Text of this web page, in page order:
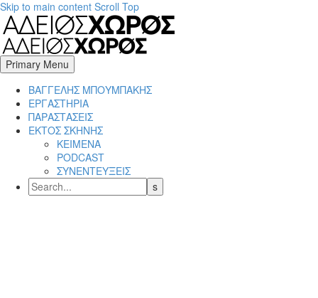
Skip to main content Scroll Top
Primary Menu
BΑΓΓΕΛΗΣ ΜΠΟΥΜΠΑΚΗΣ
ΕΡΓΑΣΤΗΡΙΑ
ΠΑΡΑΣΤΑΣΕΙΣ
ΕΚΤΟΣ ΣΚΗΝΗΣ
ΚΕΙΜΕΝΑ
PODCAST
ΣΥΝΕΝΤΕΥΞΕΙΣ